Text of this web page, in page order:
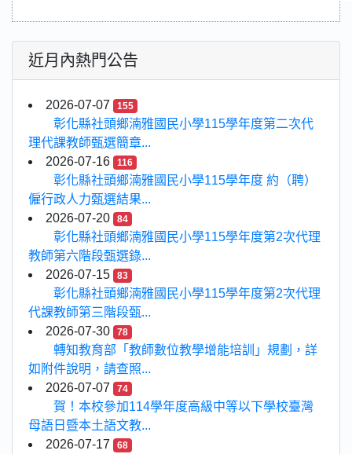
近月內熱門公告
2026-07-07 155
彰化縣社頭鄉湳雅國民小學115學年度第二次代
理代課教師甄選簡章...
2026-07-16
116
彰化縣社頭鄉湳雅國民小學115學年度 約（聘）
僱行政人力甄選結果...
2026-07-20
84
彰化縣社頭鄉湳雅國民小學115學年度第2次代理
教師第六階段甄選錄...
2026-07-15
83
彰化縣社頭鄉湳雅國民小學115學年度第2次代理
代課教師第三階段甄...
2026-07-30
78
轉知教育部「教師數位教學增能培訓」規劃，詳
如附件說明，請查照...
2026-07-07
74
賀！本校參加114學年度高級中等以下學校臺灣
母語日暨本土語文教...
2026-07-17
68